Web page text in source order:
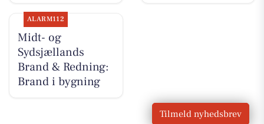
ALARM112
Midt- og
Sydsjællands
Brand & Redning:
Brand i bygning
Tilmeld nyhedsbrev